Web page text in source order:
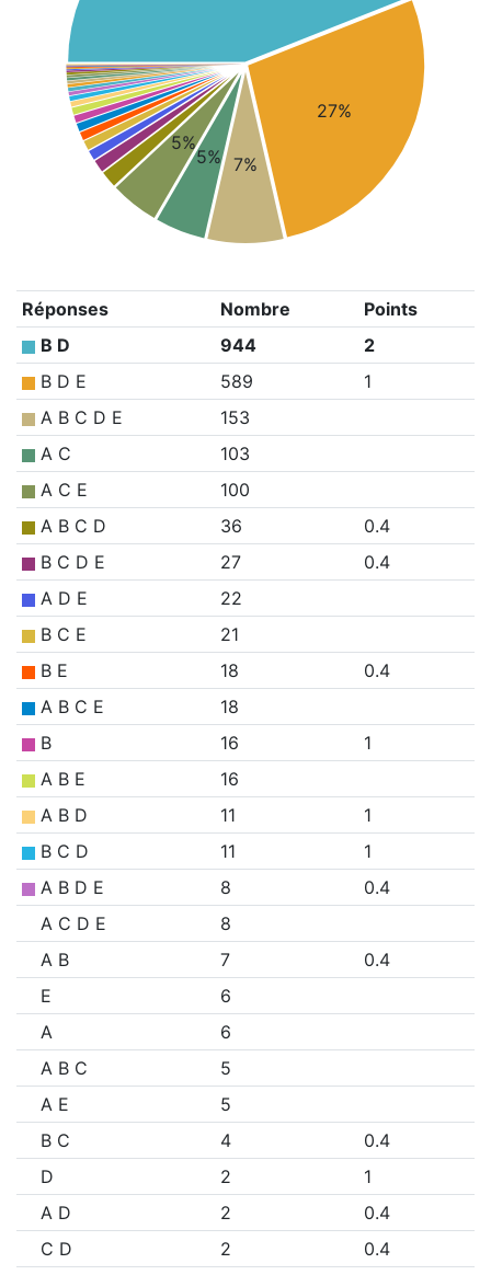
27%
7%
5%
5%
Réponses Nombre
Points
B D
944
2
B D E
589
1
A B C D E
153
A C
103
A C E
100
A B C D
36
0.4
B C D E
27
0.4
A D E
22
B C E
21
B E
18
0.4
A B C E
18
B
16
1
A B E
16
A B D
11
1
B C D
11
1
A B D E
8
0.4
A C D E
8
A B
7
0.4
E
6
A
6
A B C
5
A E
5
B C
4
0.4
D
2
1
A D
2
0.4
C D
2
0.4